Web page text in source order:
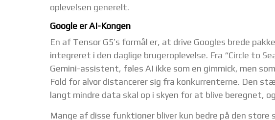
oplevelsen generelt.
Google er AI-Kongen
En af Tensor G5’s formål er, at drive Googles brede
integreret i den daglige brugeroplevelse. Fra “Circle to
Gemini-assistent, føles AI ikke som en gimmick, men
Fold for alvor distancerer sig fra konkurrenterne. Den
langt mindre data skal op i skyen for at blive beregnet,
Mange af disse funktioner bliver kun bedre på den